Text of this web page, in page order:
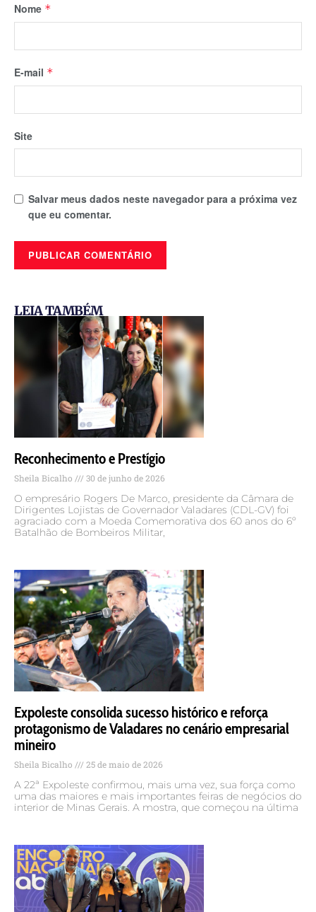
Nome *
E-mail *
Site
Salvar meus dados neste navegador para a próxima vez
que eu comentar.
LEIA TAMBÉM
Reconhecimento e Prestígio
Sheila Bicalho 30 de junho de 2026
O empresário Rogers De Marco, presidente da Câmara de
Dirigentes Lojistas de Governador Valadares (CDL-GV) foi
agraciado com a Moeda Comemorativa dos 60 anos do 6º
Batalhão de Bombeiros Militar,
Expoleste consolida sucesso histórico e reforça
protagonismo de Valadares no cenário empresarial
mineiro
Sheila Bicalho 25 de maio de 2026
A 22ª Expoleste confirmou, mais uma vez, sua força como
uma das maiores e mais importantes feiras de negócios do
interior de Minas Gerais. A mostra, que começou na última